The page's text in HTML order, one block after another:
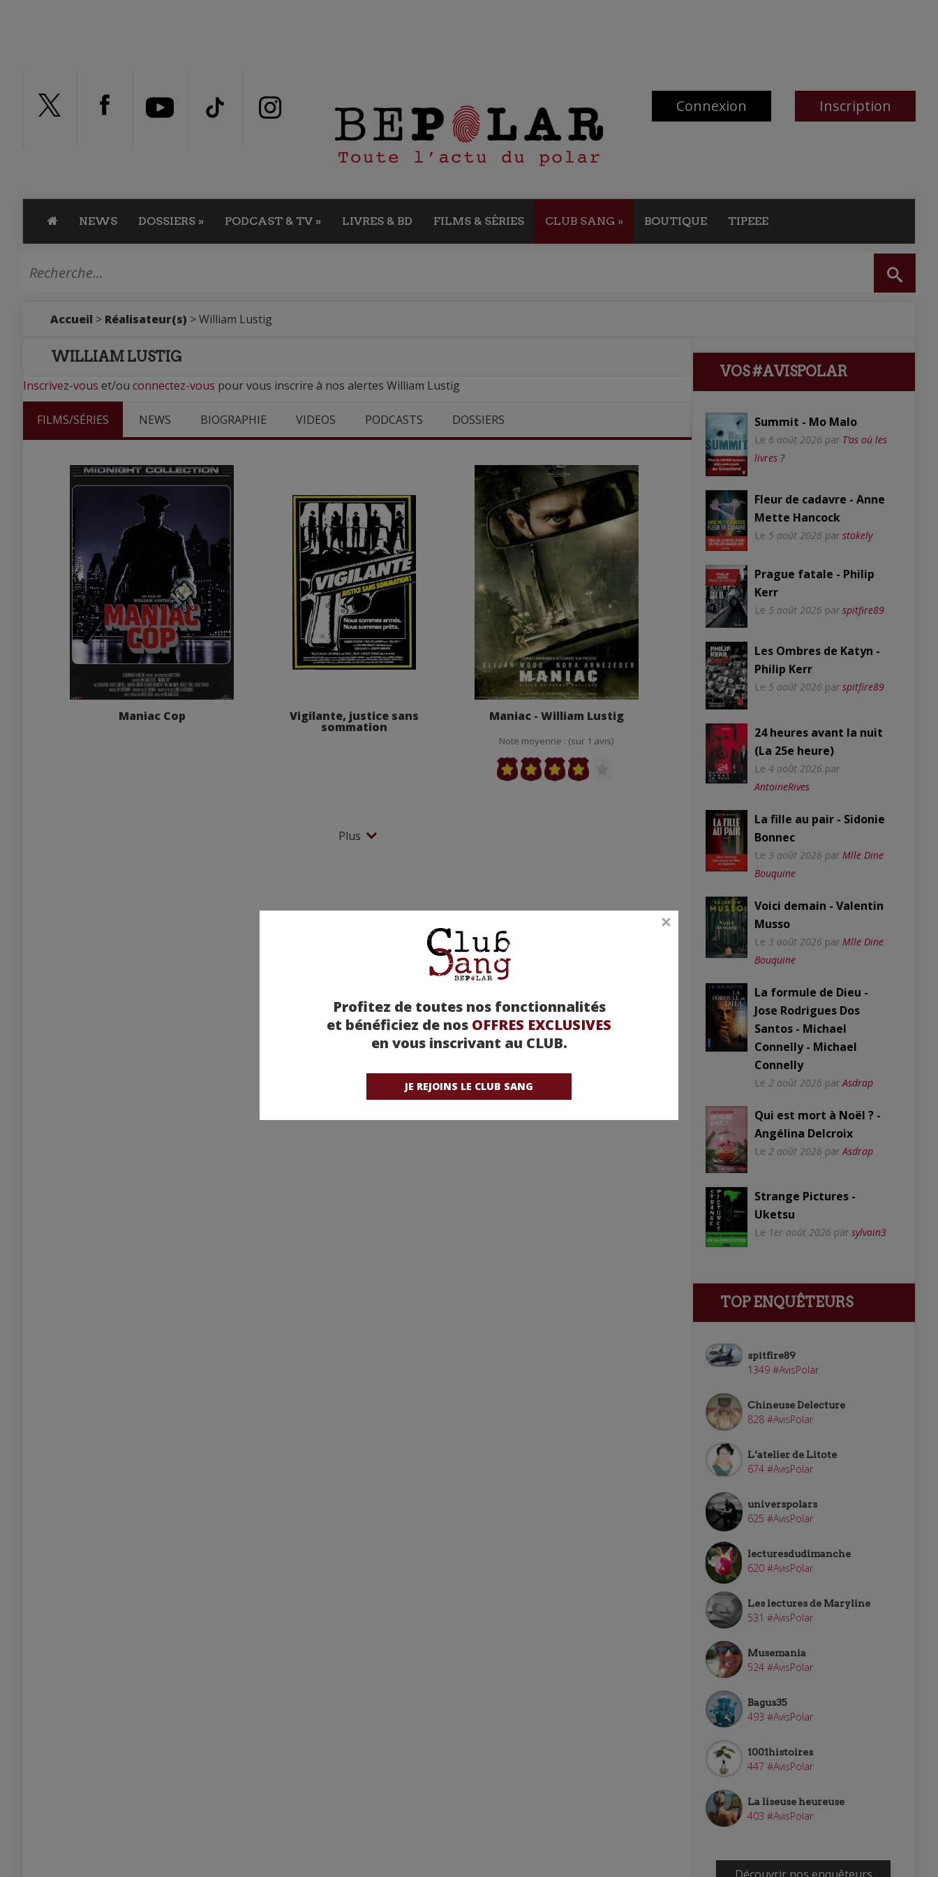
Connexion Inscription
NEWS DOSSIERS » PODCAST & TV » LIVRES & BD FILMS & SÉRIES CLUB SANG » BOUTIQUE TIPEEE
Profitez de toutes nos fonctionnalités
et bénéficiez de nos OFFRES EXCLUSIVES
en vous inscrivant au CLUB.
JE REJOINS LE CLUB SANG
Accueil > Réalisateur(s) > William Lustig
WILLIAM LUSTIG
Inscrivez-vous et/ou connectez-vous pour vous inscrire à nos alertes William Lustig
FILMS/SÉRIES NEWS BIOGRAPHIE VIDEOS PODCASTS DOSSIERS
Maniac Cop Vigilante, justice sans
sommation
Maniac - William Lustig
Note moyenne : (sur 1 avis)
Plus
VOS #AVISPOLAR
Summit - Mo Malo
Le 6 août 2026 par T’as où les
livres ?
Fleur de cadavre - Anne
Mette Hancock
Le 5 août 2026 par stokely
Prague fatale - Philip
Kerr
Le 5 août 2026 par spitfire89
Les Ombres de Katyn -
Philip Kerr
Le 5 août 2026 par spitfire89
24 heures avant la nuit
(La 25e heure)
Le 4 août 2026 par
AntoineRives
La fille au pair - Sidonie
Bonnec
Le 3 août 2026 par Mlle Dine
Bouquine
Voici demain - Valentin
Musso
Le 3 août 2026 par Mlle Dine
Bouquine
La formule de Dieu -
Jose Rodrigues Dos
Santos - Michael
Connelly - Michael
Connelly
Le 2 août 2026 par Asdrap
Qui est mort à Noël ? -
Angélina Delcroix
Le 2 août 2026 par Asdrap
Strange Pictures -
Uketsu
Le 1er août 2026 par sylvain3
TOP ENQUÊTEURS
spitfire89
1349 #AvisPolar
Chineuse Delecture
828 #AvisPolar
L’atelier de Litote
674 #AvisPolar
universpolars
625 #AvisPolar
lecturesdudimanche
620 #AvisPolar
Les lectures de Maryline
531 #AvisPolar
Musemania
524 #AvisPolar
Bagus35
493 #AvisPolar
1001histoires
447 #AvisPolar
La liseuse heureuse
403 #AvisPolar